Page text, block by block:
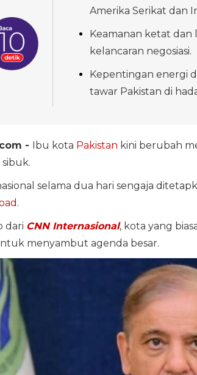
Amerika Serikat dan
Keamanan ketat dan
kelancaran negosiasi.
Kepentingan energi
tawar Pakistan di
- Ibu kota Pakistan kini berubah
selama dua hari sengaja
.
dari CNN Internasional, kota yang
menyambut agenda besar.